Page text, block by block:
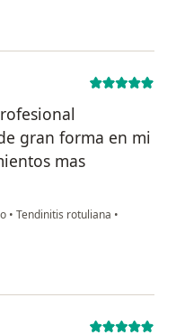
gran forma en mi
mas
• Tendinitis rotuliana •